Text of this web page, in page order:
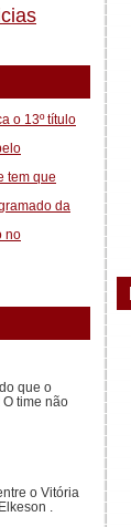
o 13º título
tem que
da
no
que o
time não
o Vitória
.